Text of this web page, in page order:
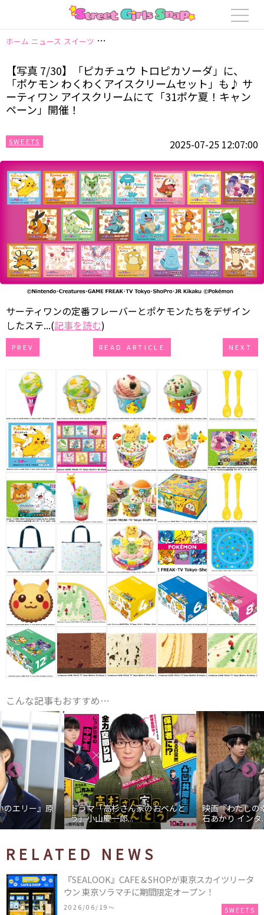
ホーム ニュース スイーツ 【写真 7/30】「ピカチュウ トロピカソーダ」
【写真 7/30】「ピカチュウ トロピカソーダ」に、
「ポケモン わくわくアイスクリームセット」も♪ サ
ーティワン アイスクリームにて「31ポケ夏！キャン
ペーン」開催！
SWEETS 2025-07-25 12:07:00
サーティワンの定番フレーバーとポケモンたちをデザイン
したステ...(記事を読む)
PREV READ ARTICLE NEXT
こんな記事もおすすめ…
ドラマ「高杉さん家のおべんと
う」小山慶一郎...
映画『わたしの幸せな結婚』髙
石あかり インタ...
RELATED NEWS
『SEALOOK』CAFE＆SHOPが東京スカイツリータ
ウン 東京ソラマチに期間限定オープン！
2026/06/19〜 SWEETS